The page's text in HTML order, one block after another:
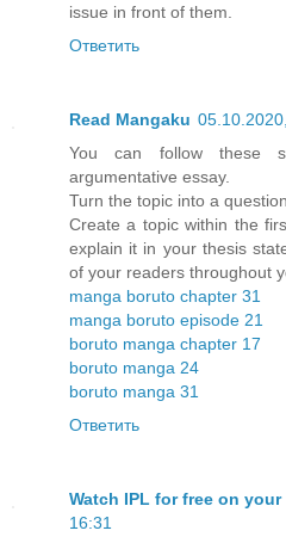
issue in front of them.
Ответить
Read Mangaku
You can follow these
argumentative essay.
Turn the topic into a
Create a topic within the
explain it in your thesis
of your readers throughout
manga boruto chapter 31
manga boruto episode 21
boruto manga chapter 17
boruto manga 24
boruto manga 31
Ответить
Watch IPL for free on
16:31